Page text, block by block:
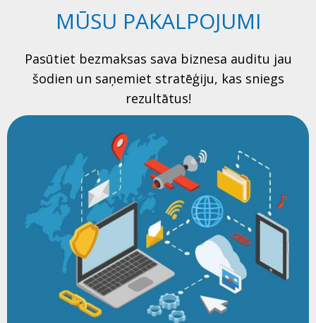
MŪSU PAKALPOJUMI
Pasūtiet bezmaksas sava biznesa auditu jau
šodien un saņemiet stratēģiju, kas sniegs
rezultātus!